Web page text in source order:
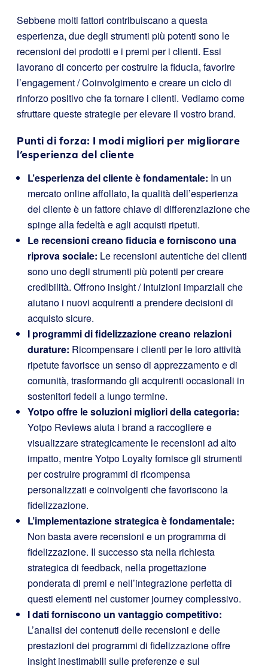
Sebbene molti fattori contribuiscano a questa
esperienza, due degli strumenti più potenti sono le
recensioni dei prodotti e i premi per i clienti. Essi
lavorano di concerto per costruire la fiducia, favorire
l’engagement / Coinvolgimento e creare un ciclo di
rinforzo positivo che fa tornare i clienti. Vediamo come
sfruttare queste strategie per elevare il vostro brand.
Punti di forza: I modi migliori per migliorare
l’esperienza del cliente
L’esperienza del cliente è fondamentale: In un
mercato online affollato, la qualità dell’esperienza
del cliente è un fattore chiave di differenziazione che
spinge alla fedeltà e agli acquisti ripetuti.
Le recensioni creano fiducia e forniscono una
riprova sociale: Le recensioni autentiche dei clienti
sono uno degli strumenti più potenti per creare
credibilità. Offrono insight / Intuizioni imparziali che
aiutano i nuovi acquirenti a prendere decisioni di
acquisto sicure.
I programmi di fidelizzazione creano relazioni
durature: Ricompensare i clienti per le loro attività
ripetute favorisce un senso di apprezzamento e di
comunità, trasformando gli acquirenti occasionali in
sostenitori fedeli a lungo termine.
Yotpo offre le soluzioni migliori della categoria:
Yotpo Reviews aiuta i brand a raccogliere e
visualizzare strategicamente le recensioni ad alto
impatto, mentre Yotpo Loyalty fornisce gli strumenti
per costruire programmi di ricompensa
personalizzati e coinvolgenti che favoriscono la
fidelizzazione.
L’implementazione strategica è fondamentale:
Non basta avere recensioni e un programma di
fidelizzazione. Il successo sta nella richiesta
strategica di feedback, nella progettazione
ponderata di premi e nell’integrazione perfetta di
questi elementi nel customer journey complessivo.
I dati forniscono un vantaggio competitivo:
L’analisi dei contenuti delle recensioni e delle
prestazioni dei programmi di fidelizzazione offre
insight inestimabili sulle preferenze e sul